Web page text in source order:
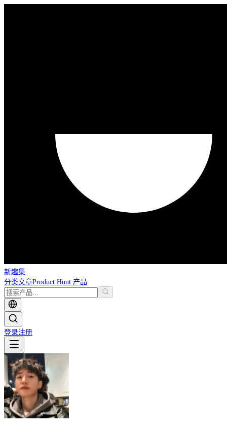
新趣集
分类文章Product Hunt 产品
登录注册